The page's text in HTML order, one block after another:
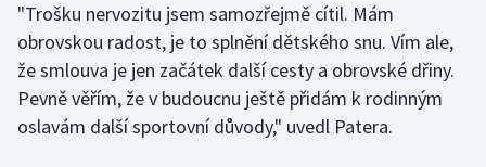
Házená
Jezdectví
Judo
"Trošku nervozitu jsem samozřejmě cítil. Mám
obrovskou radost, je to splnění dětského snu. Vím ale,
že smlouva je jen začátek další cesty a obrovské dřiny.
Pevně věřím, že v budoucnu ještě přidám k rodinným
oslavám další sportovní důvody," uvedl Patera.